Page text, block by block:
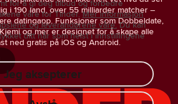
i 190 land, over 55 milliarder matcher –
datingapp. Funksjoner som Dobbeldate,
og mer er designet for å skape alle
ned gratis på iOS og Android.
for å gi deg tilbud og forbedre
våre for Tinder. Mer informasjon
og leverandørene våre. Du kan
ditt når som helst i innstillingene
Jeg aksepterer